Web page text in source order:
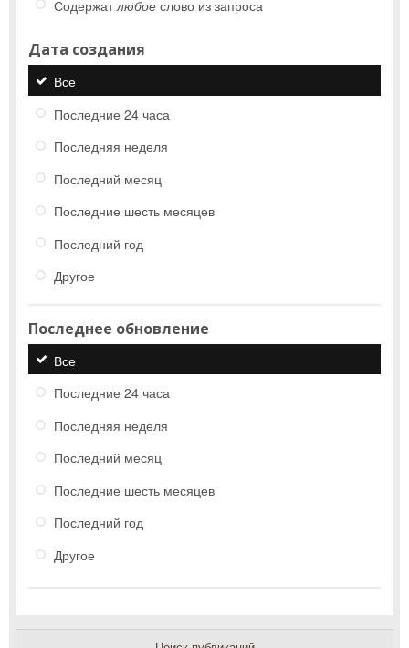
Содержатлюбое слово из запроса
Дата создания
Все
Последние 24 часа
Последняя неделя
Последний месяц
Последние шесть месяцев
Последний год
Другое
Последнее обновление
Все
Последние 24 часа
Последняя неделя
Последний месяц
Последние шесть месяцев
Последний год
Другое